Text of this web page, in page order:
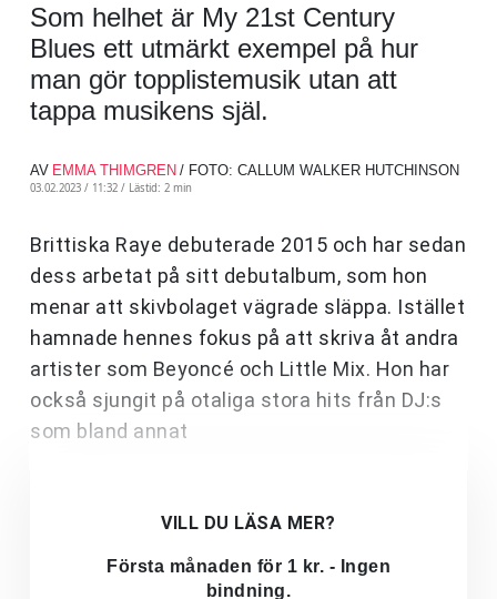
Som helhet är My 21st Century
Blues ett utmärkt exempel på hur
man gör topplistemusik utan att
tappa musikens själ.
AV EMMA THIMGREN / FOTO: CALLUM WALKER HUTCHINSON
03.02.2023 / 11:32 / Lästid: 2 min
Brittiska Raye debuterade 2015 och har sedan
dess arbetat på sitt debutalbum, som hon
menar att skivbolaget vägrade släppa. Istället
hamnade hennes fokus på att skriva åt andra
artister som Beyoncé och Little Mix. Hon har
också sjungit på otaliga stora hits från DJ:s
som bland annat
VILL DU LÄSA MER?
Första månaden för 1 kr. - Ingen
bindning.